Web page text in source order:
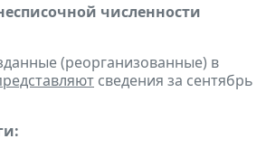
численности
(реорганизованные) в
сведения за сентябрь